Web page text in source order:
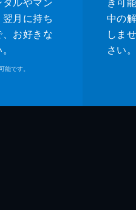
月に持ち
お好きな
です。
中の
しま
さい。